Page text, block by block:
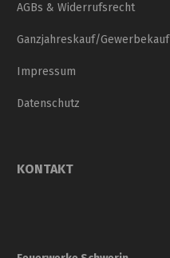
AGBs & Widerrufsrecht
Ganzjahreskauf/Gewerbekauf
Impressum
Datenschutz
KONTAKT